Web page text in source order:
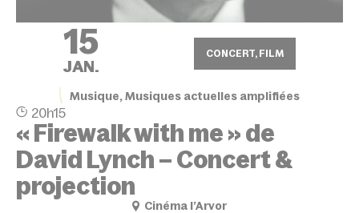
15
JAN.
CONCERT, FILM
Musique, Musiques actuelles amplifiées
20h15
« Firewalk with me » de
David Lynch – Concert &
projection
Cinéma l’Arvor